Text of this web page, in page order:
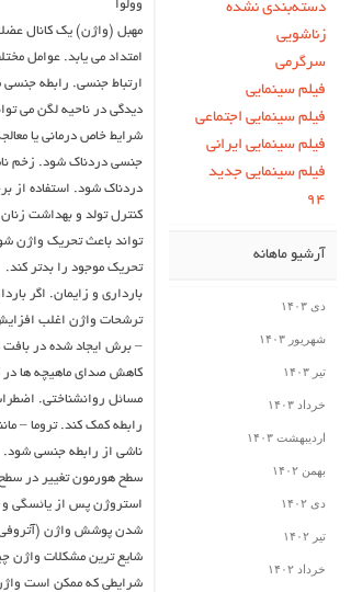
وولوا
مهبل (واژن) یک کانال
امتداد می یابد. عوامل
ارتباط جنسی. رابطه
دیدگی در ناحیه لگن می
شرایط خاص درمانی یا
جنسی دردناک شود. زخم
دردناک شود. استفاده از
کنترل تولد و بهداشت
تواند باعث تحریک واژن
تحریک موجود را بدتر کند.
بارداری و زایمان. اگر
ترشحات واژن اغلب
– برش ایجاد شده در بافت
کاهش صدای ماهیچه ها در
مسائل روانشناختی.
رابطه کمک کند. تروما –
ناشی از رابطه جنسی شود.
سطح هورمون تغییر در سطح
استروژن پس از یائسگی
شدن پوشش واژن (آتروفی
شایع ترین مشکلات واژن
شرایطی که ممکن است واژن
دسته‌بندی نشده
زناشویی
سرگرمی
فیلم سینمایی
فیلم سینمایی اجتماعی
فیلم سینمایی ایرانی
فیلم سینمایی جدید
۹۴
آرشیو ماهانه
دی ۱۴۰۳
شهریور ۱۴۰۳
تیر ۱۴۰۳
خرداد ۱۴۰۳
اردیبهشت ۱۴۰۳
بهمن ۱۴۰۲
دی ۱۴۰۲
تیر ۱۴۰۲
خرداد ۱۴۰۲